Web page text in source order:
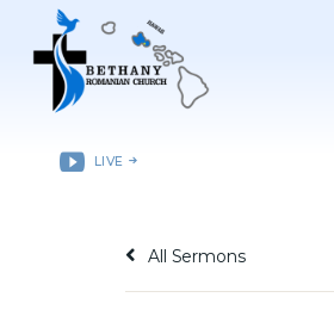
LIVE
ACASǍ
RESURSE
All Sermons